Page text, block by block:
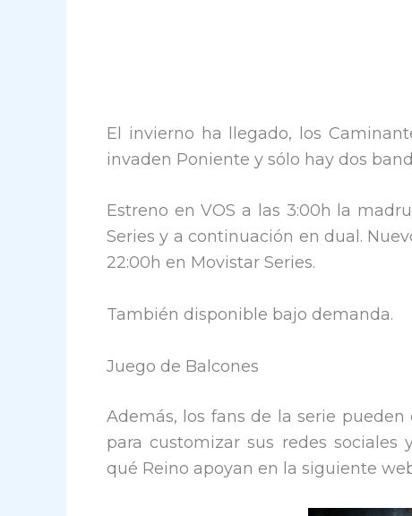
El invierno ha llegado, los
invaden Poniente y sólo hay dos
Estreno en VOS a las 3:00h la
Series y a continuación en dual.
22:00h en Movistar Series.
También disponible bajo demanda.
Juego de Balcones
Además, los fans de la serie
para customizar sus redes
qué Reino apoyan en la siguiente